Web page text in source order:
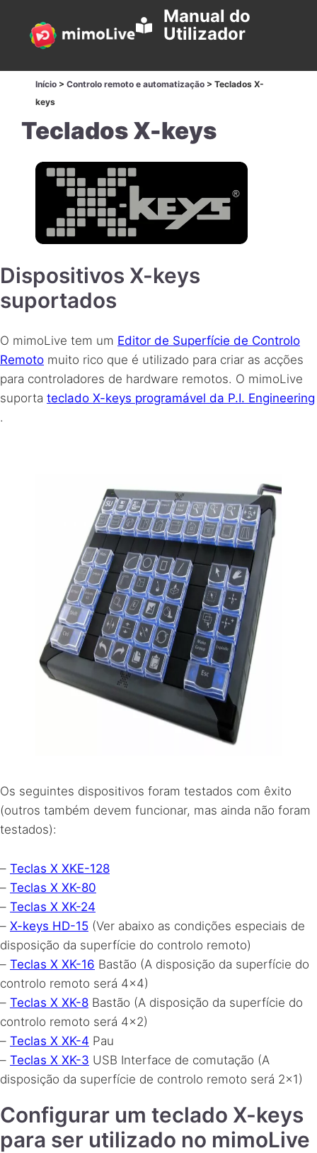
Manual do
Utilizador
Início > Controlo remoto e automatização > Teclados X-
keys
Teclados X-keys
Dispositivos X-keys
suportados
O mimoLive tem um Editor de Superfície de Controlo
Remoto muito rico que é utilizado para criar as acções
para controladores de hardware remotos. O mimoLive
suporta teclado X-keys programável da P.I. Engineering
.
Os seguintes dispositivos foram testados com êxito
(outros também devem funcionar, mas ainda não foram
testados):
– Teclas X XKE-128
– Teclas X XK-80
– Teclas X XK-24
– X-keys HD-15 (Ver abaixo as condições especiais de
disposição da superfície do controlo remoto)
– Teclas X XK-16 Bastão (A disposição da superfície do
controlo remoto será 4×4)
– Teclas X XK-8 Bastão (A disposição da superfície do
controlo remoto será 4×2)
– Teclas X XK-4 Pau
– Teclas X XK-3 USB Interface de comutação (A
disposição da superfície de controlo remoto será 2×1)
Configurar um teclado X-keys
para ser utilizado no mimoLive